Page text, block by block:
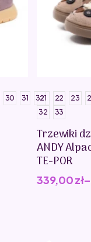
30 31
3221 22 23
32
33
Trzewiki
ANDY
TE-POR
339,00zł–